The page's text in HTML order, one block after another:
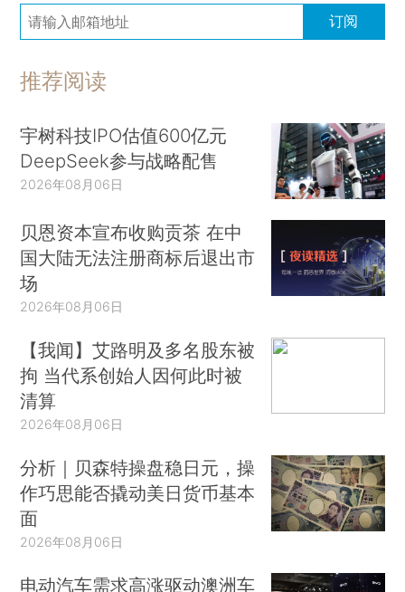
订阅
推荐阅读
宇树科技IPO估值600亿元
DeepSeek参与战略配售
2026年08月06日
贝恩资本宣布收购贡茶 在中
国大陆无法注册商标后退出市
场
2026年08月06日
【我闻】艾路明及多名股东被
拘 当代系创始人因何此时被
清算
2026年08月06日
分析｜贝森特操盘稳日元，操
作巧思能否撬动美日货币基本
面
2026年08月06日
电动汽车需求高涨驱动澳洲车